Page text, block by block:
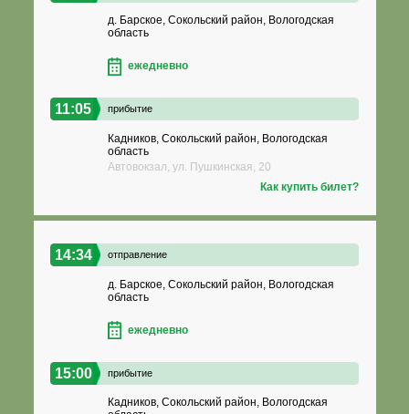
д. Барское, Сокольский район, Вологодская
область
ежедневно
11:05 прибытие
Кадников, Сокольский район, Вологодская
область
Автовокзал, ул. Пушкинская, 20
Как купить билет?
14:34 отправление
д. Барское, Сокольский район, Вологодская
область
ежедневно
15:00 прибытие
Кадников, Сокольский район, Вологодская